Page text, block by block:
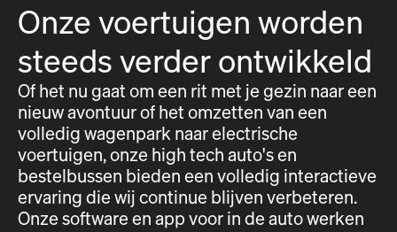
Onze voertuigen worden
steeds verder ontwikkeld
Of het nu gaat om een rit met je gezin naar een
nieuw avontuur of het omzetten van een
volledig wagenpark naar electrische
voertuigen, onze high tech auto's en
bestelbussen bieden een volledig interactieve
ervaring die wij continue blijven verbeteren.
Onze software en app voor in de auto werken